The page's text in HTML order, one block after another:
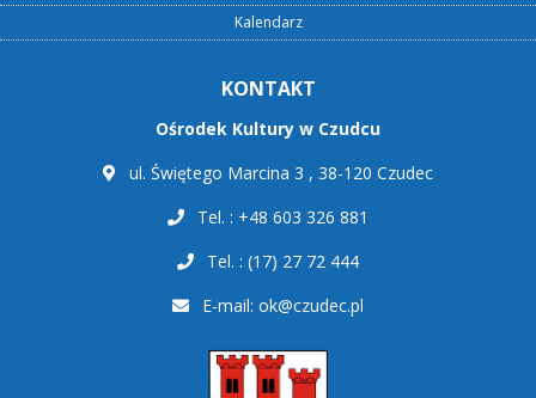
Kalendarz
KONTAKT
Ośrodek Kultury w Czudcu
ul. Świętego Marcina 3 , 38-120 Czudec
Tel. : +48 603 326 881
Tel. : (17) 27 72 444
E-mail: ok@czudec.pl